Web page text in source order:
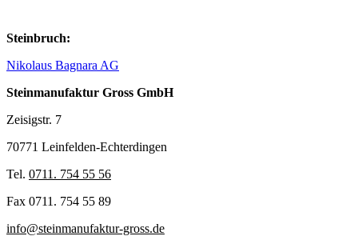
Steinbruch:
Nikolaus Bagnara AG
Steinmanufaktur Gross GmbH
Zeisigstr. 7
70771 Leinfelden-Echterdingen
Tel. 0711. 754 55 56
Fax 0711. 754 55 89
info@steinmanufaktur-gross.de